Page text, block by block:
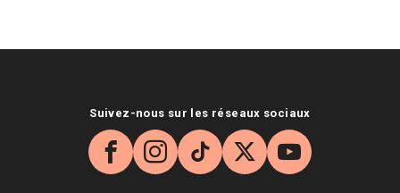
Suivez-nous sur les réseaux sociaux
Facebook
Instagram
TikTok
X YouTube